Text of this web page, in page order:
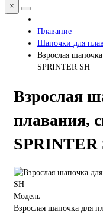
×
Плавание
Шапочки для
Взрослая
SPRINTER SH
Взрослая
плавания,
SPRINTER
Модель
Взрослая шапочка для